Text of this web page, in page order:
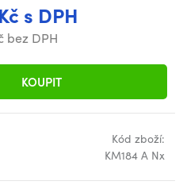
s DPH
bez DPH
KOUPIT
Kód zboží:
KM184 A Nx